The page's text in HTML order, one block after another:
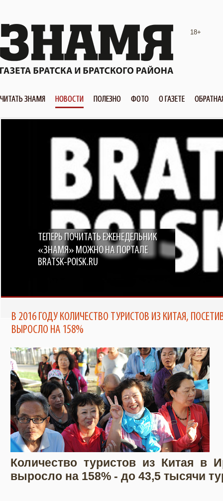
18+
ЧИТАТЬ ЗНАМЯ НОВОСТИ ПОЛЕЗНО ФОТО О ГАЗЕТЕ
ТЕПЕРЬ ПОЧИТАТЬ ЕЖЕНЕДЕЛЬНИК
«ЗНАМЯ» МОЖНО НА ПОРТАЛЕ
BRATSK-POISK.RU
В 2016 ГОДУ КОЛИЧЕСТВО ТУРИСТОВ ИЗ КИТАЯ,
ВЫРОСЛО НА 158%
Количество туристов из Китая в
выросло на 158% - до 43,5 тысячи